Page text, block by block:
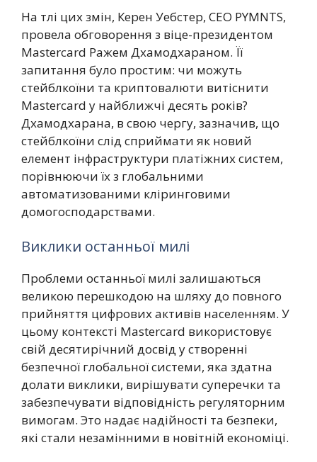
На тлі цих змін, Керен Уебстер, CEO PYMNTS,
провела обговорення з віце-президентом
Mastercard Ражем Дхамодхараном. Її
запитання було простим: чи можуть
стейблкоїни та криптовалюти витіснити
Mastercard у найближчі десять років?
Дхамодхарана, в свою чергу, зазначив, що
стейблкоїни слід сприймати як новий
елемент інфраструктури платіжних систем,
порівнюючи їх з глобальними
автоматизованими кліринговими
домогосподарствами.
Виклики останньої милі
Проблеми останньої милі залишаються
великою перешкодою на шляху до повного
прийняття цифрових активів населенням. У
цьому контексті Mastercard використовує
свій десятирічний досвід у створенні
безпечної глобальної системи, яка здатна
долати виклики, вирішувати суперечки та
забезпечувати відповідність регуляторним
вимогам. Это надає надійності та безпеки,
які стали незамінними в новітній економіці.